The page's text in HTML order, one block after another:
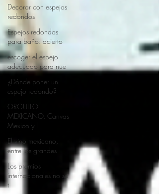
Decorar con espejos
redondos
Espejos redondos
para baño: acierto
escoger el espejo
adecuado para nue
¿Dónde poner un
espejo redondo?
ORGULLO
MEXICANO, Canvas
Mexico y l
El vino mexicano,
entre los grandes
Los premios
internacionales no se
t